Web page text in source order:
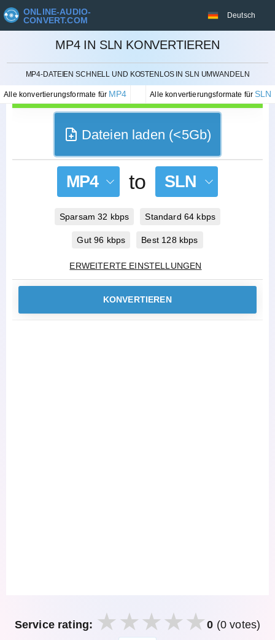
ONLINE-AUDIO-
CONVERT.COM
Deutsch
MP4 IN SLN KONVERTIEREN
MP4-DATEIEN SCHNELL UND KOSTENLOS IN SLN UMWANDELN
Alle konvertierungsformate für MP4 Alle konvertierungsformate für SLN
STORNIEREN
Dateien laden (<5Gb)
MP4 to SLN
Sparsam 32 kbps Standard 64 kbps
Gut 96 kbps Best 128 kbps
ERWEITERTE EINSTELLUNGEN
KONVERTIEREN
Service rating: 0 (0 votes)